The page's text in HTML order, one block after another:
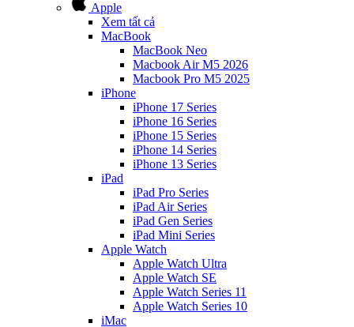
Apple
Xem tất cả
MacBook
MacBook Neo
Macbook Air M5 2026
Macbook Pro M5 2025
iPhone
iPhone 17 Series
iPhone 16 Series
iPhone 15 Series
iPhone 14 Series
iPhone 13 Series
iPad
iPad Pro Series
iPad Air Series
iPad Gen Series
iPad Mini Series
Apple Watch
Apple Watch Ultra
Apple Watch SE
Apple Watch Series 11
Apple Watch Series 10
iMac